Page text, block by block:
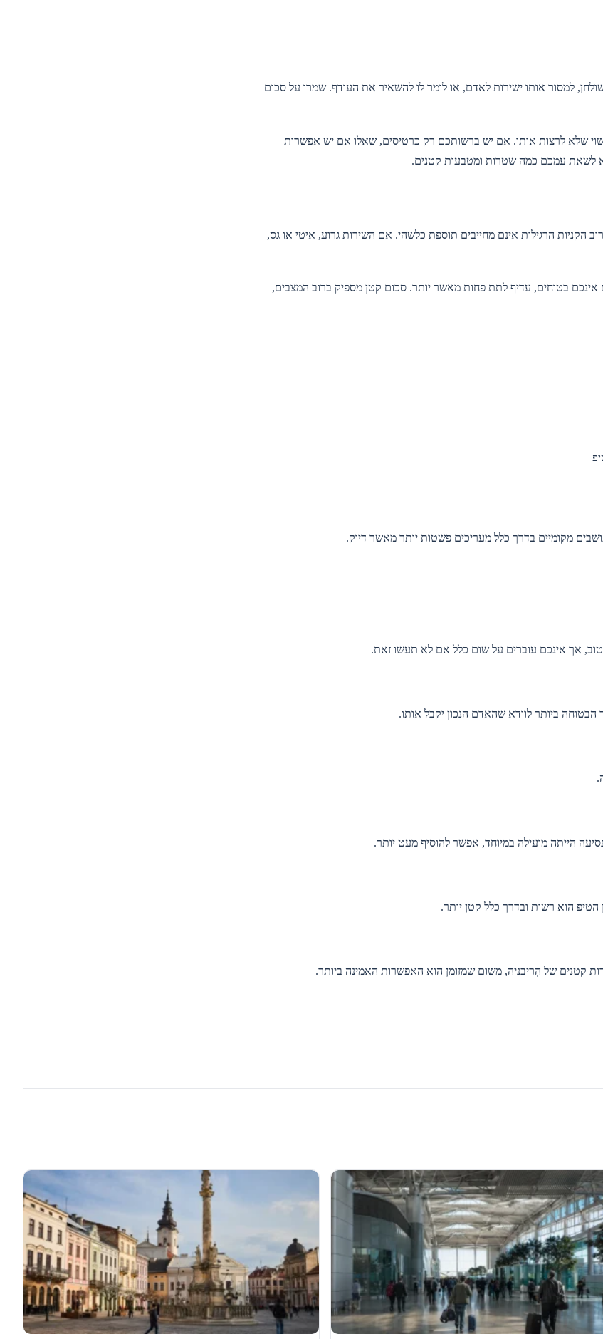
למסור אותו ישירות לאדם, או לומר לו להשאיר את העודף. שמרו על סכום
שלא לרצות אותו. אם יש ברשותכם רק כרטיסים, שאלו אם יש אפשרות
לשאת עמכם כמה שטרות ומטבעות קטנים.
הקניות הרגילות אינם מחייבים תוספת כלשהי. אם השירות גרוע, איטי או גס,
בטוחים, עדיף לתת פחות מאשר יותר. סכום קטן מספיק ברוב המצבים,
מקומיים בדרך כלל מעריכים פשטות יותר מאשר דיוק.
אך אינכם עוברים על שום כלל אם לא תעשו זאת.
הבטוחה ביותר לוודא שהאדם הנכון יקבל אותו.
הייתה מועילה במיוחד, אפשר להוסיף מעט יותר.
קטנים של הְריבניה, משום שמזומן הוא האפשרות האמינה ביותר.